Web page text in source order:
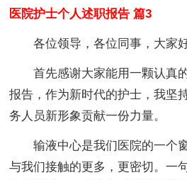
医院护士个人述职报告 篇3
各位领导，各位同事，大家
首先感谢大家能用一颗认真
报告，作为新时代的护士，我坚
务人员新形象贡献一份力量。
输液中心是我们医院的一个
与我们接触的更多，更密切。一